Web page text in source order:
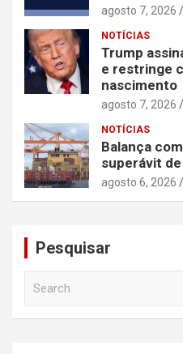
agosto 7, 2026
NOTÍCIAS
Trump
e restringe
nascimento
agosto 7, 2026
NOTÍCIAS
Balança
superávit
agosto 6, 2026
Pesquisar